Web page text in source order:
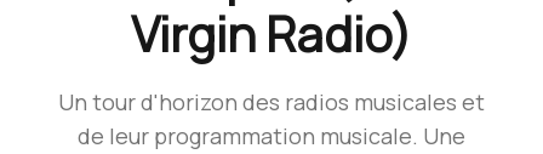
Virgin Radio)
Un tour d'horizon des radios musicales et
de leur programmation musicale. Une